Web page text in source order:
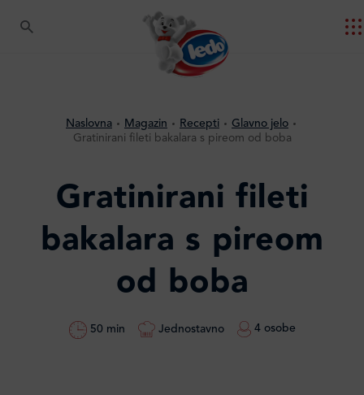
Naslovna Magazin Recepti
Glavno jelo
Gratinirani fileti bakalara s pireom od boba
Gratinirani fileti
bakalara s pireom
od boba
50 min Jednostavno 4 osobe